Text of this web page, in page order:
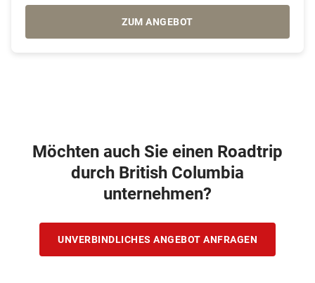
ZUM ANGEBOT
Möchten auch Sie einen Roadtrip
durch British Columbia
unternehmen?
UNVERBINDLICHES ANGEBOT ANFRAGEN